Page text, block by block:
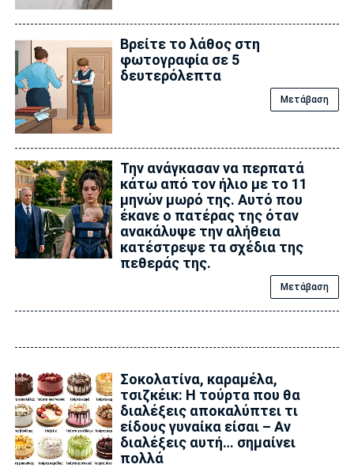
Βρείτε το λάθος στη
φωτογραφία σε 5
δευτερόλεπτα
Μετάβαση
Την ανάγκασαν να περπατά
κάτω από τον ήλιο με το 11
μηνών μωρό της. Αυτό που
έκανε ο πατέρας της όταν
ανακάλυψε την αλήθεια
κατέστρεψε τα σχέδια της
πεθεράς της.
Μετάβαση
Σοκολατίνα, καραμέλα,
τσιζκέικ: Η τούρτα που θα
διαλέξεις αποκαλύπτει τι
είδους γυναίκα είσαι – Αν
διαλέξεις αυτή… σημαίνει
πολλά